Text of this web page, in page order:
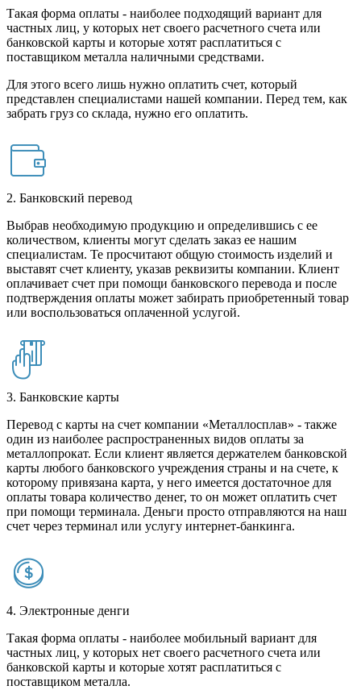
Такая форма оплаты - наиболее подходящий вариант для
частных лиц, у которых нет своего расчетного счета или
банковской карты и которые хотят расплатиться с
поставщиком металла наличными средствами.
Для этого всего лишь нужно оплатить счет, который
представлен специалистами нашей компании. Перед тем, как
забрать груз со склада, нужно его оплатить.
2. Банковский перевод
Выбрав необходимую продукцию и определившись с ее
количеством, клиенты могут сделать заказ ее нашим
специалистам. Те просчитают общую стоимость изделий и
выставят счет клиенту, указав реквизиты компании. Клиент
оплачивает счет при помощи банковского перевода и после
подтверждения оплаты может забирать приобретенный товар
или воспользоваться оплаченной услугой.
3. Банковские карты
Перевод с карты на счет компании «Металлосплав» - также
один из наиболее распространенных видов оплаты за
металлопрокат. Если клиент является держателем банковской
карты любого банковского учреждения страны и на счете, к
которому привязана карта, у него имеется достаточное для
оплаты товара количество денег, то он может оплатить счет
при помощи терминала. Деньги просто отправляются на наш
счет через терминал или услугу интернет-банкинга.
4. Электронные денги
Такая форма оплаты - наиболее мобильный вариант для
частных лиц, у которых нет своего расчетного счета или
банковской карты и которые хотят расплатиться с
поставщиком металла.